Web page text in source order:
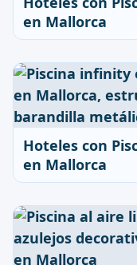
en Mallorca
Hoteles con
en Mallorca